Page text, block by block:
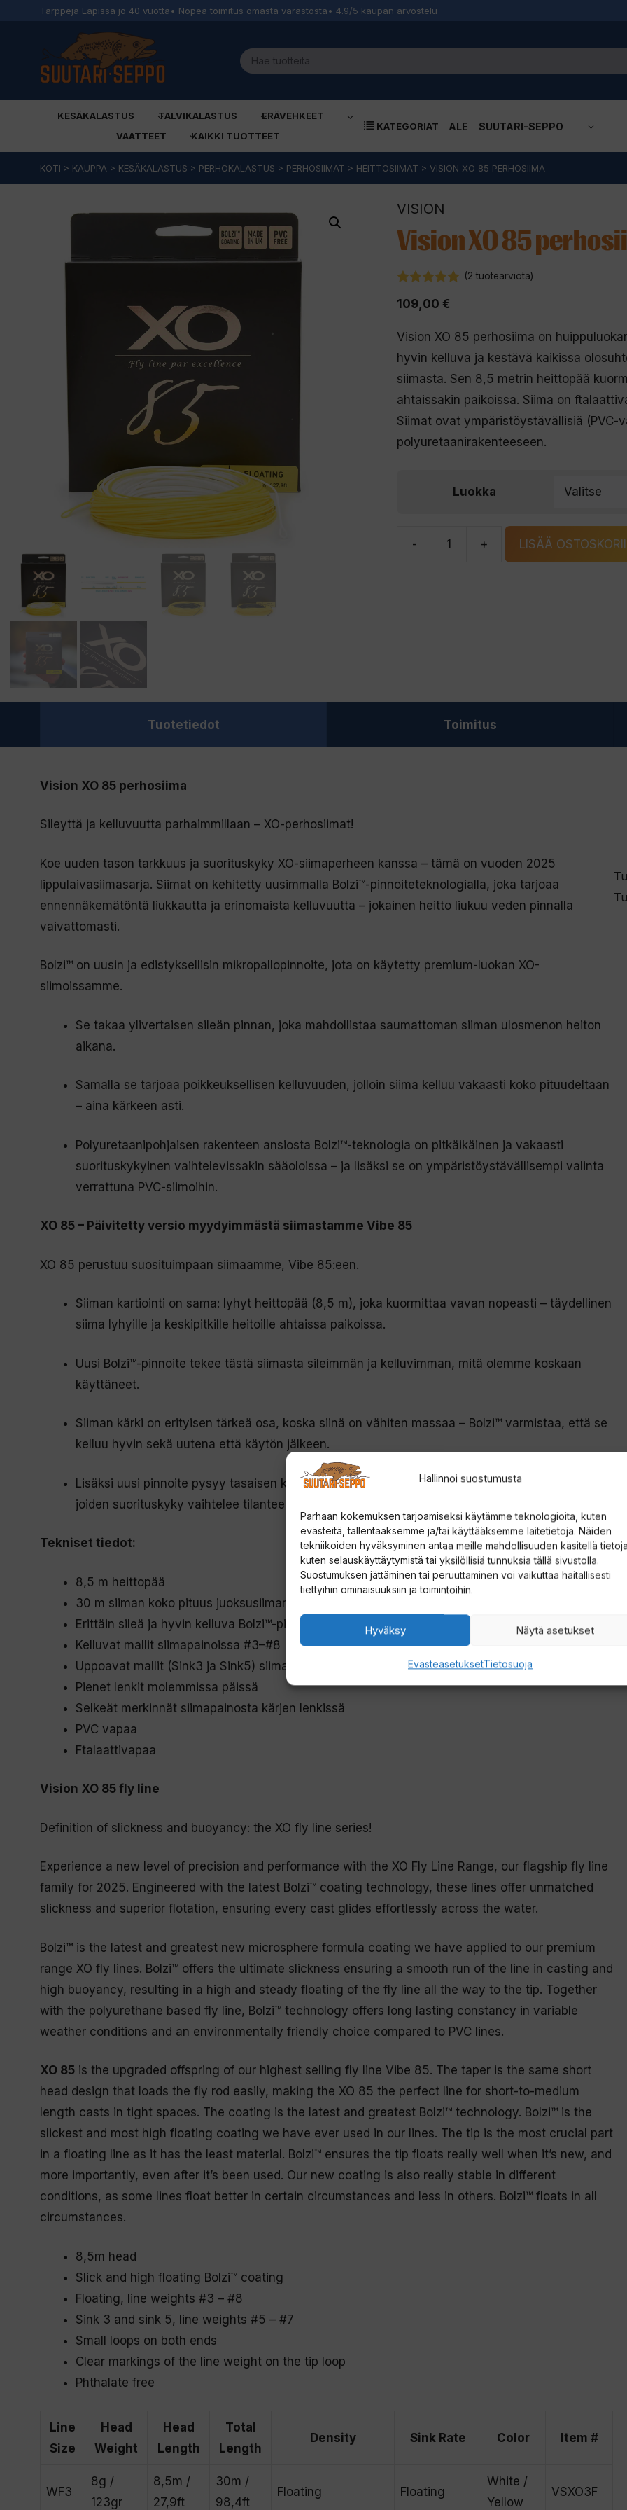
Hallinnoi suostumusta
Parhaan kokemuksen tarjoamiseksi käytämme teknologioita, kuten
evästeitä, tallentaaksemme ja/tai käyttääksemme laitetietoja. Näiden
tekniikoiden hyväksyminen antaa meille mahdollisuuden käsitellä
kuten selauskäyttäytymistä tai yksilöllisiä tunnuksia tällä sivustolla.
Suostumuksen jättäminen tai peruuttaminen voi vaikuttaa haitallisesti
tiettyihin ominaisuuksiin ja toimintoihin.
Hyväksy Näytä asetukset
EvästeasetuksetTietosuoja
Tärppejä Lapissa jo 40 vuotta• Nopea toimitus omasta varastosta• 4.9/5 kaupan arvostelu
KESÄKALASTUS TALVIKALASTUS
ERÄVEHKEET
VAATTEET
KAIKKI TUOTTEET
KATEGORIAT ALE SUUTARI-SEPPO
sisältöön
KOTI > KAUPPA > KESÄKALASTUS > PERHOKALASTUS > PERHOSIIMAT > HEITTOSIIMAT > VISION XO 85 PERHOSIIMA
VISION
Vision XO 85
(2 tuotearviota)
109,00 €
Vision XO 85 perhosiima on
hyvin kelluva ja kestävä kaikissa
siimasta. Sen 8,5 metrin heittopää
ahtaissakin paikoissa. Siima on
Siimat ovat ympäristöystävällisiä (PVC-
polyuretaanirakenteeseen.
Luokka
- + LISÄÄ
Tuotetiedot Toimitus
Vision XO 85 perhosiima
Sileyttä ja kelluvuutta parhaimmillaan – XO-perhosiimat!
Koe uuden tason tarkkuus ja suorituskyky XO-siimaperheen kanssa – tämä on vuoden 2025
lippulaivasiimasarja. Siimat on kehitetty uusimmalla Bolzi™-pinnoiteteknologialla, joka tarjoaa
ennennäkemätöntä liukkautta ja erinomaista kelluvuutta – jokainen heitto liukuu veden pinnalla
vaivattomasti.
Bolzi™ on uusin ja edistyksellisin mikropallopinnoite, jota on käytetty premium-luokan XO-
siimoissamme.
Se takaa ylivertaisen sileän pinnan, joka mahdollistaa saumattoman siiman ulosmenon heiton
aikana.
Samalla se tarjoaa poikkeuksellisen kelluvuuden, jolloin siima kelluu vakaasti koko pituudeltaan
– aina kärkeen asti.
Polyuretaanipohjaisen rakenteen ansiosta Bolzi™-teknologia on pitkäikäinen ja vakaasti
suorituskykyinen vaihtelevissakin sääoloissa – ja lisäksi se on ympäristöystävällisempi valinta
verrattuna PVC-siimoihin.
XO 85 – Päivitetty versio myydyimmästä siimastamme Vibe 85
XO 85 perustuu suosituimpaan siimaamme, Vibe 85:een.
Siiman kartiointi on sama: lyhyt heittopää (8,5 m), joka kuormittaa vavan nopeasti – täydellinen
siima lyhyille ja keskipitkille heitoille ahtaissa paikoissa.
Uusi Bolzi™-pinnoite tekee tästä siimasta sileimmän ja kelluvimman, mitä olemme koskaan
käyttäneet.
Siiman kärki on erityisen tärkeä osa, koska siinä on vähiten massaa – Bolzi™ varmistaa, että se
kelluu hyvin sekä uutena että käytön jälkeen.
Lisäksi uusi pinnoite pysyy tasaisen kelluvana kaikissa olosuhteissa, toisin kuin monet siimat,
joiden suorituskyky vaihtelee tilanteen mukaan.
Tekniset tiedot:
8,5 m heittopää
30 m siiman koko pituus juoksusiiman kanssa
Erittäin sileä ja hyvin kelluva Bolzi™-pinnoite
Kelluvat mallit siimapainoissa #3–#8
Uppoavat mallit (Sink3 ja Sink5) siimapainoissa #5–#7
Pienet lenkit molemmissa päissä
Selkeät merkinnät siimapainosta kärjen lenkissä
PVC vapaa
Ftalaattivapaa
Vision XO 85 fly line
Definition of slickness and buoyancy: the XO fly line series!
Experience a new level of precision and performance with the XO Fly Line Range, our flagship fly line
family for 2025. Engineered with the latest Bolzi™ coating technology, these lines offer unmatched
slickness and superior flotation, ensuring every cast glides effortlessly across the water.
Bolzi™ is the latest and greatest new microsphere formula coating we have applied to our premium
range XO fly lines. Bolzi™ offers the ultimate slickness ensuring a smooth run of the line in casting and
high buoyancy, resulting in a high and steady floating of the fly line all the way to the tip. Together
with the polyurethane based fly line, Bolzi™ technology offers long lasting constancy in variable
weather conditions and an environmentally friendly choice compared to PVC lines.
XO 85 is the upgraded offspring of our highest selling fly line Vibe 85. The taper is the same short
head design that loads the fly rod easily, making the XO 85 the perfect line for short-to-medium
length casts in tight spaces. The coating is the latest and greatest Bolzi™ technology. Bolzi™ is the
slickest and most high floating coating we have ever used in our lines. The tip is the most crucial part
in a floating line as it has the least material. Bolzi™ ensures the tip floats really well when it’s new, and
more importantly, even after it’s been used. Our new coating is also really stable in different
conditions, as some lines float better in certain circumstances and less in others. Bolzi™ floats in all
circumstances.
8,5m head
Slick and high floating Bolzi™ coating
Floating, line weights #3 – #8
Sink 3 and sink 5, line weights #5 – #7
Small loops on both ends
Clear markings of the line weight on the tip loop
Phthalate free
Line
Size
Head
Weight
Head
Length
Total
Length
Density Sink Rate Color Item #
WF3
8g /
123gr
8,5m /
27,9ft
30m /
98,4ft
Floating Floating
White /
Yellow
VSXO3F